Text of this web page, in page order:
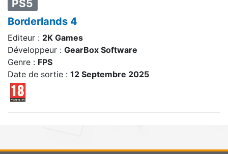
PS5
Borderlands 4
Editeur : 2K Games
Développeur : GearBox Software
Genre : FPS
Date de sortie : 12 Septembre 2025